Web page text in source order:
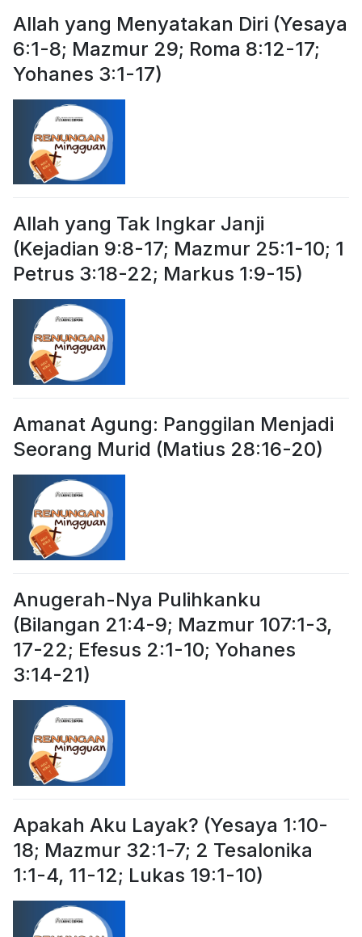
Allah yang Menyatakan Diri (Yesaya
6:1-8; Mazmur 29; Roma 8:12-17;
Yohanes 3:1-17)
Allah yang Tak Ingkar Janji
(Kejadian 9:8-17; Mazmur 25:1-10; 1
Petrus 3:18-22; Markus 1:9-15)
Amanat Agung: Panggilan Menjadi
Seorang Murid (Matius 28:16-20)
Anugerah-Nya Pulihkanku
(Bilangan 21:4-9; Mazmur 107:1-3,
17-22; Efesus 2:1-10; Yohanes
3:14-21)
Apakah Aku Layak? (Yesaya 1:10-
18; Mazmur 32:1-7; 2 Tesalonika
1:1-4, 11-12; Lukas 19:1-10)